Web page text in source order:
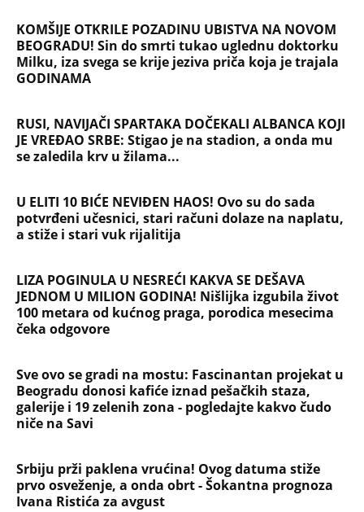
KOMŠIJE OTKRILE POZADINU UBISTVA NA NOVOM
BEOGRADU! Sin do smrti tukao uglednu doktorku
Milku, iza svega se krije jeziva priča koja je trajala
GODINAMA
RUSI, NAVIJAČI SPARTAKA DOČEKALI ALBANCA KOJI
JE VREĐAO SRBE: Stigao je na stadion, a onda mu
se zaledila krv u žilama...
U ELITI 10 BIĆE NEVIĐEN HAOS! Ovo su do sada
potvrđeni učesnici, stari računi dolaze na naplatu,
a stiže i stari vuk rijalitija
LIZA POGINULA U NESREĆI KAKVA SE DEŠAVA
JEDNOM U MILION GODINA! Nišlijka izgubila život
100 metara od kućnog praga, porodica mesecima
čeka odgovore
Sve ovo se gradi na mostu: Fascinantan projekat u
Beogradu donosi kafiće iznad pešačkih staza,
galerije i 19 zelenih zona - pogledajte kakvo čudo
niče na Savi
Srbiju prži paklena vrućina! Ovog datuma stiže
prvo osveženje, a onda obrt - Šokantna prognoza
Ivana Ristića za avgust